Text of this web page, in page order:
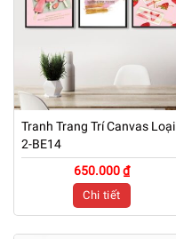
Tranh Trang Trí Canvas Loại
2-BE14
650.000 ₫
Chi tiết